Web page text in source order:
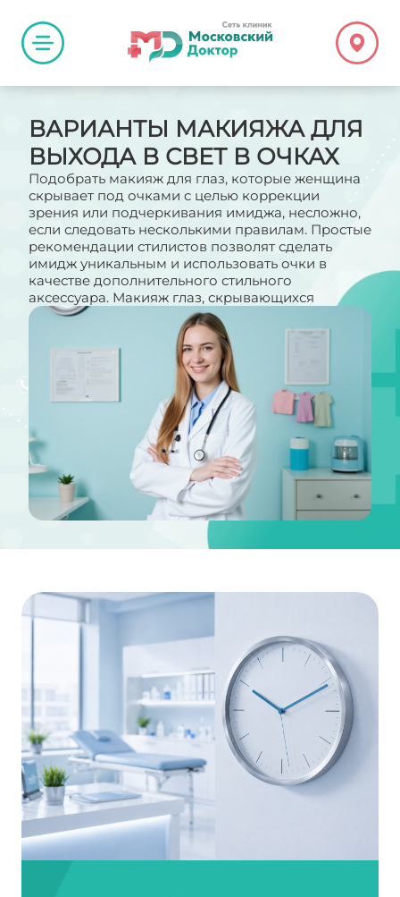
ВАРИАНТЫ МАКИЯЖА ДЛЯ
ВЫХОДА В СВЕТ В ОЧКАХ
Подобрать макияж для глаз, которые женщина
скрывает под очками с целью коррекции
зрения или подчеркивания имиджа, несложно,
если следовать несколькими правилам. Простые
рекомендации стилистов позволят сделать
имидж уникальным и использовать очки в
качестве дополнительного стильного
аксессуара. Макияж глаз, скрывающихся